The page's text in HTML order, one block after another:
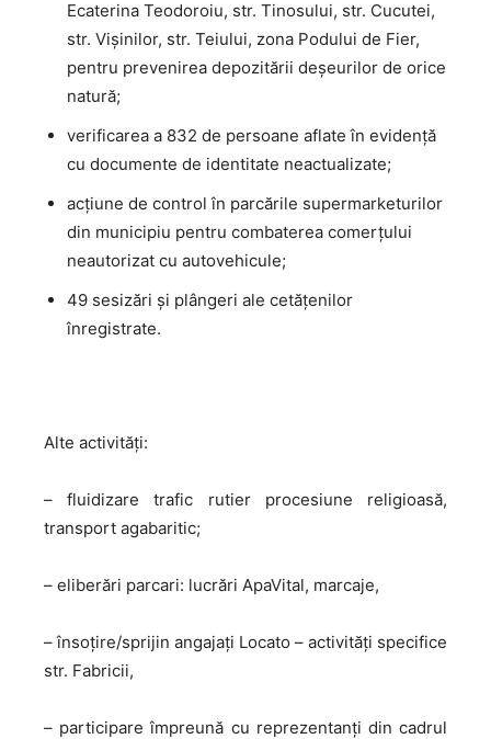
Ecaterina Teodoroiu, str. Tinosului, str. Cucutei,
str. Vișinilor, str. Teiului, zona Podului de Fier,
pentru prevenirea depozitării deşeurilor de orice
natură;
verificarea a 832 de persoane aflate în evidență
cu documente de identitate neactualizate;
acțiune de control în parcările supermarketurilor
din municipiu pentru combaterea comerțului
neautorizat cu autovehicule;
49 sesizări şi plângeri ale cetăţenilor
înregistrate.
Alte activități:
– fluidizare trafic rutier procesiune religioasă,
transport agabaritic;
– eliberări parcari: lucrări ApaVital, marcaje,
– însoțire/sprijin angajați Locato – activități specifice
str. Fabricii,
– participare împreună cu reprezentanți din cadrul